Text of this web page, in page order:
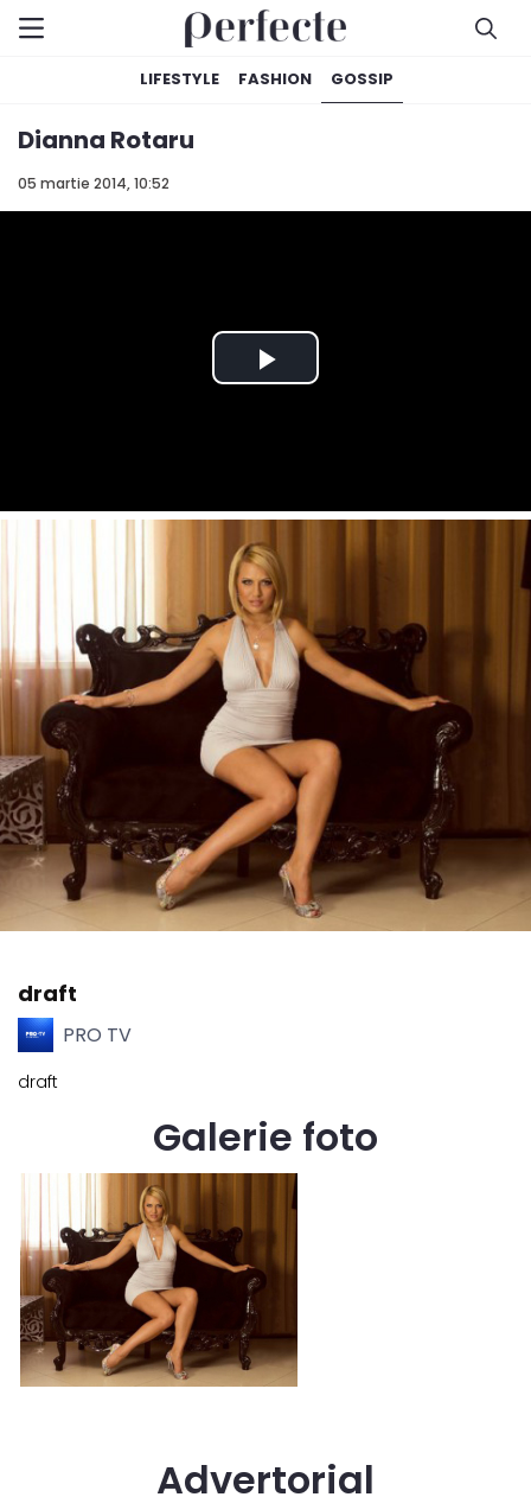
LIFESTYLE FASHION GOSSIP
05 martie 2014, 10:52
Dianna Rotaru
draft
PRO TV
draft
Galerie foto
Advertorial